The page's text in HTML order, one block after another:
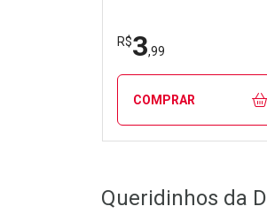
R$3,99
COMPRAR
Laboratório
Por Menos
Queridinhos da